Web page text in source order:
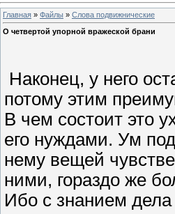
Главная » Файлы » Слова подвижнические
О четвертой упорной вражеской брани
Наконец, у него
потому этим
В чем состоит это
его нуждами. Ум
нему вещей
ними, гораздо же
Ибо с знанием